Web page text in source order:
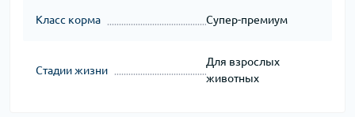
Класс корма Супер-премиум
Стадии жизни
Для взрослых
животных